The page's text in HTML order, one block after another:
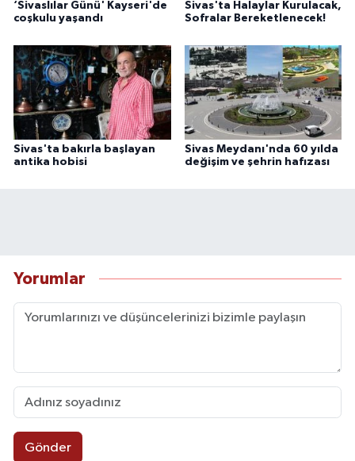
‘Sivaslılar Günü' Kayseri'de
coşkulu yaşandı
Sivas'ta Halaylar Kurulacak,
Sofralar Bereketlenecek!
Sivas'ta bakırla başlayan
antika hobisi
Sivas Meydanı'nda 60 yılda
değişim ve şehrin hafızası
Yorumlar
Gönder